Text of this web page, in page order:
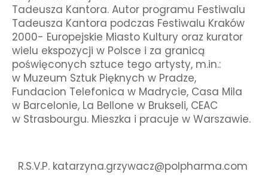
Tadeusza Kantora. Autor programu Festiwalu
Tadeusza Kantora podczas Festiwalu Kraków
2000- Europejskie Miasto Kultury oraz kurator
wielu ekspozycji w Polsce i za granicą
poświęconych sztuce tego artysty, m.in.:
w Muzeum Sztuk Pięknych w Pradze,
Fundacion Telefonica w Madrycie, Casa Mila
w Barcelonie, La Bellone w Brukseli, CEAC
w Strasbourgu. Mieszka i pracuje w Warszawie.
R.S.V.P. katarzyna.grzywacz@polpharma.com